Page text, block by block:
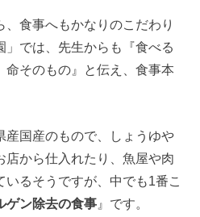
食事へもかなりのこだわり
」では、先生からも
『食べる
命そのもの』と伝え、食事本
産国産のもので、しょうゆや
店から仕入れたり、魚屋や肉
るそうですが、中でも1番こ
ゲン除去の食事 』です。